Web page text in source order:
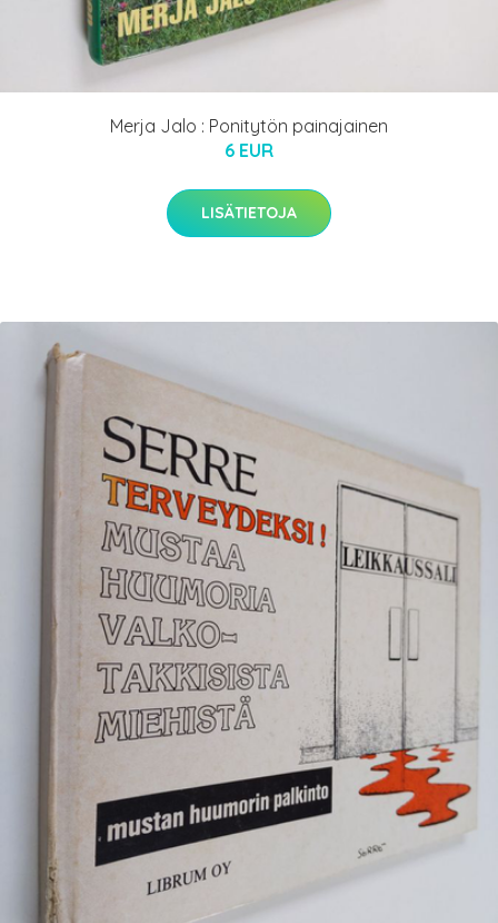
Merja Jalo : Ponitytön painajainen
6 EUR
LISÄTIETOJA